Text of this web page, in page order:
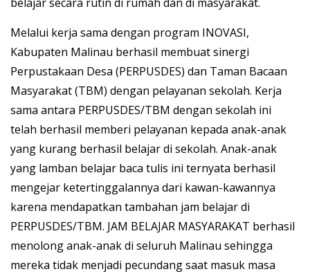
Melalui kerja sama dengan program INOVASI,
Kabupaten Malinau berhasil membuat sinergi
Perpustakaan Desa (PERPUSDES) dan Taman Bacaan
Masyarakat (TBM) dengan pelayanan sekolah. Kerja
sama antara PERPUSDES/TBM dengan sekolah ini
telah berhasil memberi pelayanan kepada anak-anak
yang kurang berhasil belajar di sekolah. Anak-anak
yang lamban belajar baca tulis ini ternyata berhasil
mengejar ketertinggalannya dari kawan-kawannya
karena mendapatkan tambahan jam belajar di
PERPUSDES/TBM. JAM BELAJAR MASYARAKAT berhasil
menolong anak-anak di seluruh Malinau sehingga
mereka tidak menjadi pecundang saat masuk masa